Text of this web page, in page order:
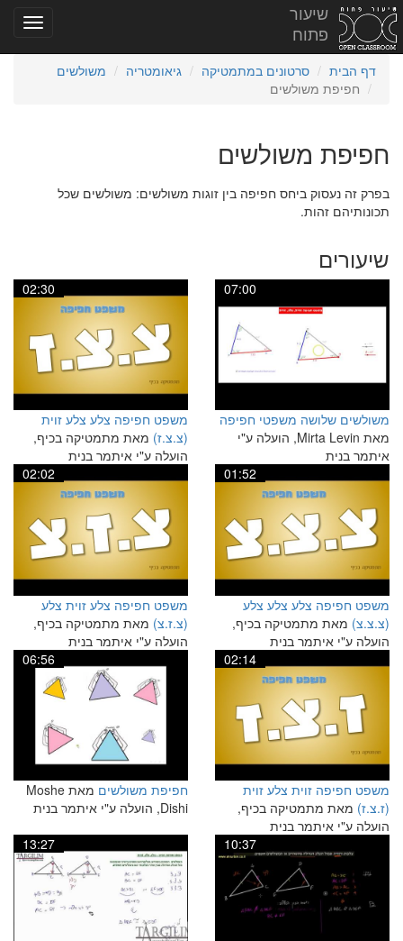
שיעור
פתוח
דף הבית סרטונים במתמטיקה גיאומטריה
משולשים
חפיפת משולשים
חפיפת משולשים
בפרק זה נעסוק ביחס חפיפה בין זוגות משולשים: משולשים שכל
תכונותיהם זהות.
שיעורים
07:00
משולשים שלושה משפטי חפיפה
מאת Mirta Levin, הועלה ע"י
איתמר בנית
02:30
משפט חפיפה צלע צלע זוית
(צ.צ.ז) מאת מתמטיקה בכיף,
הועלה ע"י איתמר בנית
01:52
משפט חפיפה צלע צלע צלע
(צ.צ.צ) מאת מתמטיקה בכיף,
הועלה ע"י איתמר בנית
02:02
משפט חפיפה צלע זוית צלע
(צ.ז.צ) מאת מתמטיקה בכיף,
הועלה ע"י איתמר בנית
02:14
משפט חפיפה זוית צלע זוית
(ז.צ.ז) מאת מתמטיקה בכיף,
הועלה ע"י איתמר בנית
06:56
חפיפת משולשים
מאת Moshe
Dishi, הועלה ע"י איתמר בנית
10:37
13:27